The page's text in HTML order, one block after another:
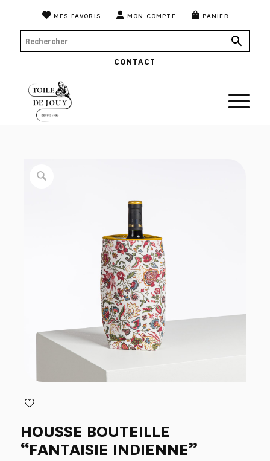
MES FAVORIS MON COMPTE PANIER
CONTACT
HOUSSE BOUTEILLE
“FANTAISIE INDIENNE”